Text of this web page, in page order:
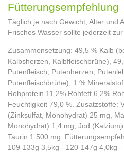
Fütterungsempfehlung
Täglich je nach Gewicht, Alter und
Frisches Wasser sollte jederzeit
Zusammensetzung: 49,5 % Kalb
Kalbsherzen, Kalbfleischbrühe),
Putenfleisch, Putenherzen,
Putenfleischbrühe), 1 %
Rohprotein 11,2% Rohfett 6,2%
Feuchtigkeit 79,0 %. Zusatzstoffe:
(Zinksulfat, Monohydrat) 25 mg,
Monohydrat) 1,4 mg, Jod
Taurin 1.500 mg.
109-133g 3,5kg - 120-147g 4,0kg